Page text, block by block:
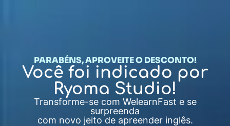
PARABÉNS, APROVEITE O DESCONTO!
Você foi indicado por
Ryoma Studio!
Transforme-se com WelearnFast e se
surpreenda
com novo jeito de apreender inglês.